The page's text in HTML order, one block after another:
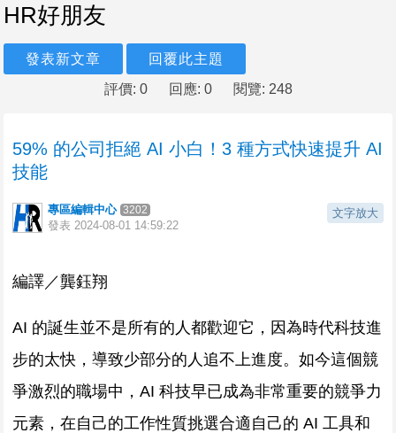
HR好朋友
發表新文章
回覆此主題
評價: 0
回應: 0 閱覽: 248
59% 的公司拒絕 AI 小白！3 種方式快速提升 AI
技能
文字放大
專區編輯中心 3202
發表 2024-08-01 14:59:22
編譯／龔鈺翔
AI 的誕生並不是所有的人都歡迎它，因為時代科技進
步的太快，導致少部分的人追不上進度。如今這個競
爭激烈的職場中，AI 科技早已成為非常重要的競爭力
元素，在自己的工作性質挑選合適自己的 AI 工具和